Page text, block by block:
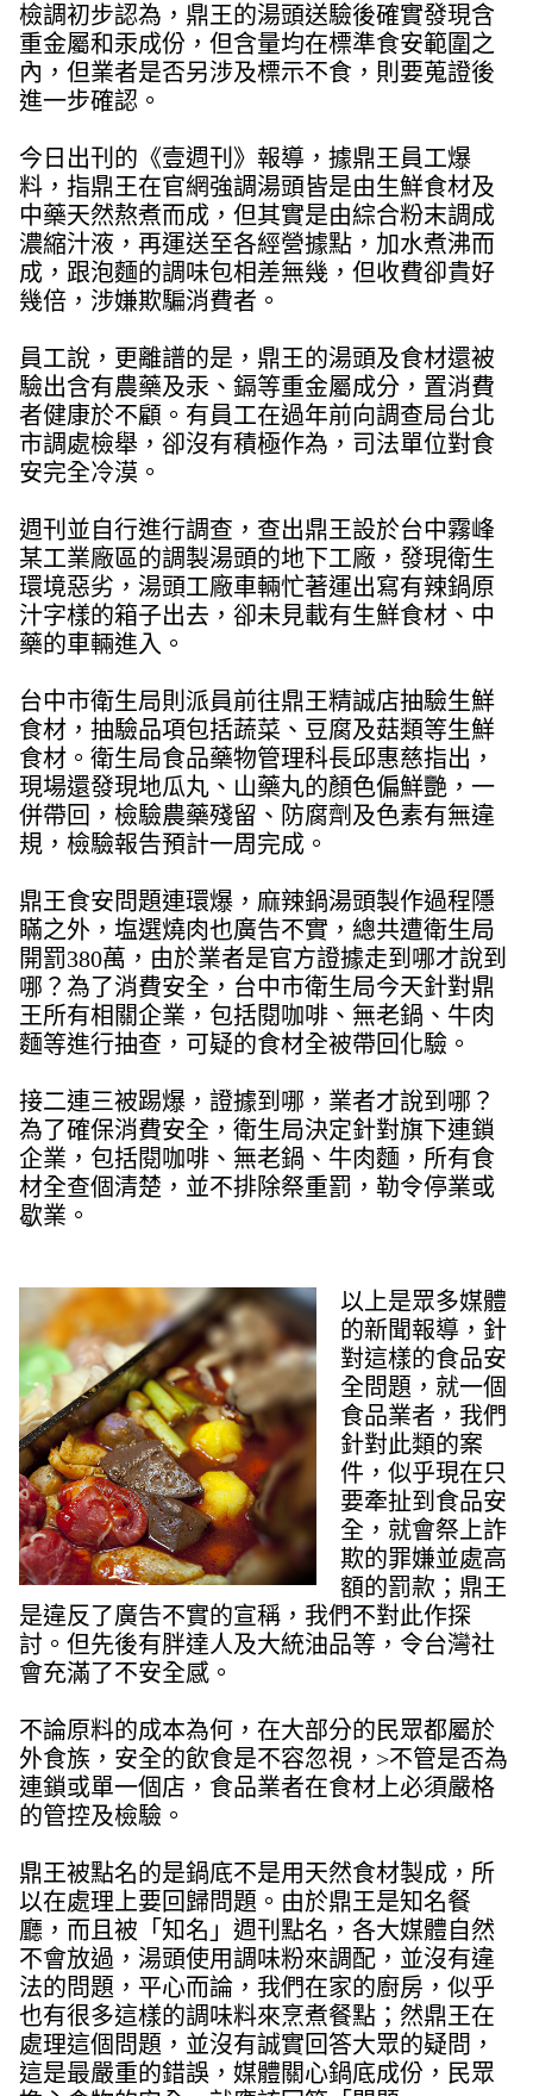
檢調初步認為，鼎王的湯頭送驗後確實發現含
重金屬和汞成份，但含量均在標準食安範圍之
內，但業者是否另涉及標示不食，則要蒐證後
進一步確認。
今日出刊的《壹週刊》報導，據鼎王員工爆
料，指鼎王在官網強調湯頭皆是由生鮮食材及
中藥天然熬煮而成，但其實是由綜合粉末調成
濃縮汁液，再運送至各經營據點，加水煮沸而
成，跟泡麵的調味包相差無幾，但收費卻貴好
幾倍，涉嫌欺騙消費者。
員工說，更離譜的是，鼎王的湯頭及食材還被
驗出含有農藥及汞、鎘等重金屬成分，置消費
者健康於不顧。有員工在過年前向調查局台北
市調處檢舉，卻沒有積極作為，司法單位對食
安完全冷漠。
週刊並自行進行調查，查出鼎王設於台中霧峰
某工業廠區的調製湯頭的地下工廠，發現衛生
環境惡劣，湯頭工廠車輛忙著運出寫有辣鍋原
汁字樣的箱子出去，卻未見載有生鮮食材、中
藥的車輛進入。
台中市衛生局則派員前往鼎王精誠店抽驗生鮮
食材，抽驗品項包括蔬菜、豆腐及菇類等生鮮
食材。衛生局食品藥物管理科長邱惠慈指出，
現場還發現地瓜丸、山藥丸的顏色偏鮮艷，一
併帶回，檢驗農藥殘留、防腐劑及色素有無違
規，檢驗報告預計一周完成。
鼎王食安問題連環爆，麻辣鍋湯頭製作過程隱
瞞之外，塩選燒肉也廣告不實，總共遭衛生局
開罰380萬，由於業者是官方證據走到哪才說到
哪？為了消費安全，台中市衛生局今天針對鼎
王所有相關企業，包括閱咖啡、無老鍋、牛肉
麵等進行抽查，可疑的食材全被帶回化驗。
接二連三被踢爆，證據到哪，業者才說到哪？
為了確保消費安全，衛生局決定針對旗下連鎖
企業，包括閱咖啡、無老鍋、牛肉麵，所有食
材全查個清楚，並不排除祭重罰，勒令停業或
歇業。
以上是眾多媒體
的新聞報導，針
對這樣的食品安
全問題，就一個
食品業者，我們
針對此類的案
件，似乎現在只
要牽扯到食品安
全，就會祭上詐
欺的罪嫌並處高
額的罰款；鼎王
是違反了廣告不實的宣稱，我們不對此作探
討。但先後有胖達人及大統油品等，令台灣社
會充滿了不安全感。
不論原料的成本為何，在大部分的民眾都屬於
外食族，安全的飲食是不容忽視，>不管是否為
連鎖或單一個店，食品業者在食材上必須嚴格
的管控及檢驗。
鼎王被點名的是鍋底不是用天然食材製成，所
以在處理上要回歸問題。由於鼎王是知名餐
廳，而且被「知名」週刊點名，各大媒體自然
不會放過，湯頭使用調味粉來調配，並沒有違
法的問題，平心而論，我們在家的廚房，似乎
也有很多這樣的調味料來烹煮餐點；然鼎王在
處理這個問題，並沒有誠實回答大眾的疑問，
這是最嚴重的錯誤，媒體關心鍋底成份，民眾